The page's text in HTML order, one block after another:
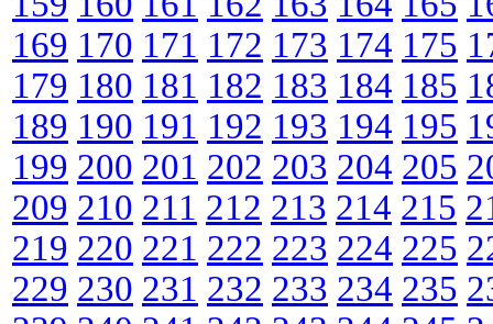
169 170 171 172 173 174 175
179 180 181 182 183 184 185
189 190 191 192 193 194 195
199 200 201 202 203 204 205
209 210 211 212 213 214 215
219 220 221 222 223 224 225
229 230 231 232 233 234 235